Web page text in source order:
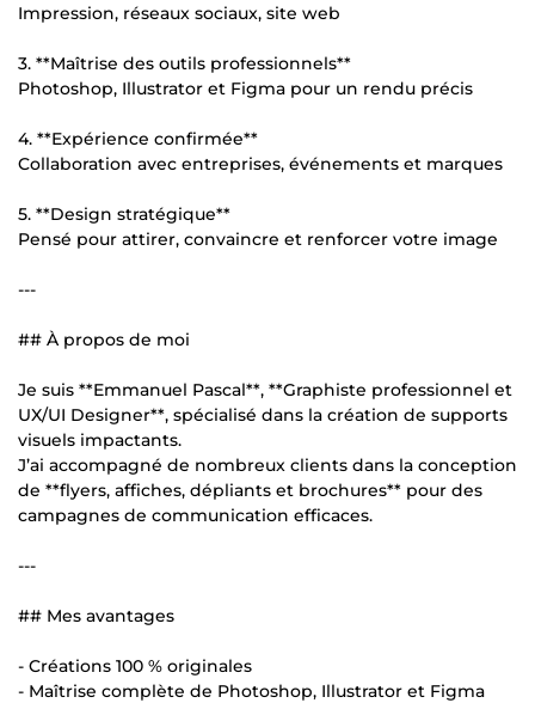
Impression, réseaux sociaux, site web
3. **Maîtrise des outils professionnels**
Photoshop, Illustrator et Figma pour un rendu précis
4. **Expérience confirmée**
Collaboration avec entreprises, événements et marques
5. **Design stratégique**
Pensé pour attirer, convaincre et renforcer votre image
---
## À propos de moi
Je suis **Emmanuel Pascal**, **Graphiste professionnel et
UX/UI Designer**, spécialisé dans la création de supports
visuels impactants.
J’ai accompagné de nombreux clients dans la conception
de **flyers, affiches, dépliants et brochures** pour des
campagnes de communication efficaces.
---
## Mes avantages
- Créations 100 % originales
- Maîtrise complète de Photoshop, Illustrator et Figma